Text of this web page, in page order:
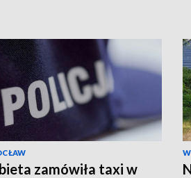
zamówiła taxi w